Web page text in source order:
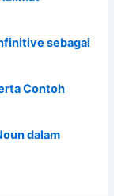
sebagai
Contoh
dalam